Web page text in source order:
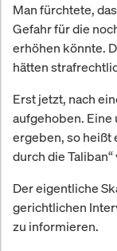
Man fürchtete,
Gefahr für die
erhöhen könnte.
hätten
Erst jetzt, nach
aufgehoben. Eine
ergeben, so heißt
durch die
Der eigentliche
gerichtlichen
zu informieren.